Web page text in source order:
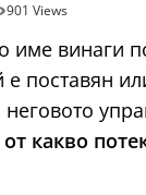
901 Views
име
поставян
от какво